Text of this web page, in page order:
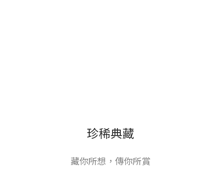
珍稀典藏
藏你所想，傳你所賞